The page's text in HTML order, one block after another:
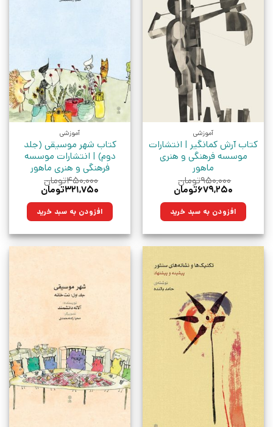
آموزشی
کتاب آرش کمانگیر | انتشارات
موسسه فرهنگی و هنری
ماهور
۹۵۰,۰۰۰تومان
قیمت
۹۵۰,۰۰۰تومان
بود.
۶۷۹,۲۵۰تومان
۶۷۹,۲۵۰تومان.افزودن به سبد خرید
آموزشی
کتاب شهر موسیقی (جلد
دوم) | انتشارات موسسه
فرهنگی و هنری ماهور
۴۵۰,۰۰۰تومان
قیمت
۴۵۰,۰۰۰تومان
بود.
۳۲۱,۷۵۰تومان
۳۲۱,۷۵۰تومان.افزودن به سبد خرید